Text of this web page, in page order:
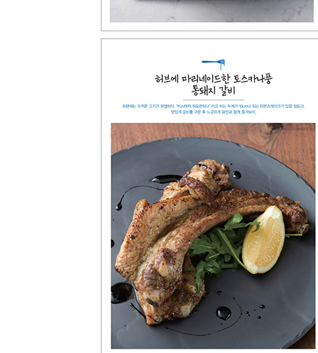
신선한 레몬즙으로 만든 셔벗
his story
에필로그